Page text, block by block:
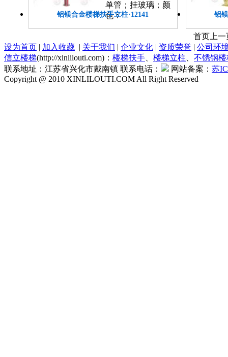
单管；挂玻璃；颜
色：
铝镁合金楼梯扶手立柱·12141 铝
首页 上
设为首页 | 加入收藏 | 关于我们 | 企业文化 | 资质荣誉 | 公司环
信立楼梯(http://xinlilouti.com)： 楼梯扶手 楼梯立柱
不锈钢
联系地址：江苏省兴化市戴南镇 联系电话：
网站备案： 苏
Copyright @ 2010 XINLILOUTI.COM All Right Reserved